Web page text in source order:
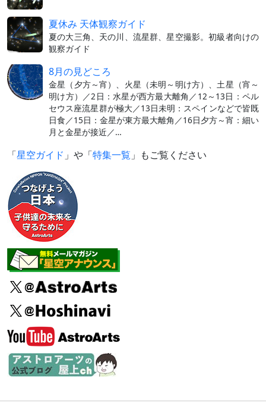
夏休み 天体観察ガイド
夏の大三角、天の川、流星群、星空撮影。初級者向けの
観察ガイド
8月の見どころ
金星（夕方～宵）、火星（未明～明け方）、土星（宵～
明け方）／2日：水星が西方最大離角／12～13日：ペル
セウス座流星群が極大／13日未明：スペインなどで皆既
日食／15日：金星が東方最大離角／16日夕方～宵：細い
月と金星が接近／…
「星空ガイド 」や「特集一覧 」もご覧ください